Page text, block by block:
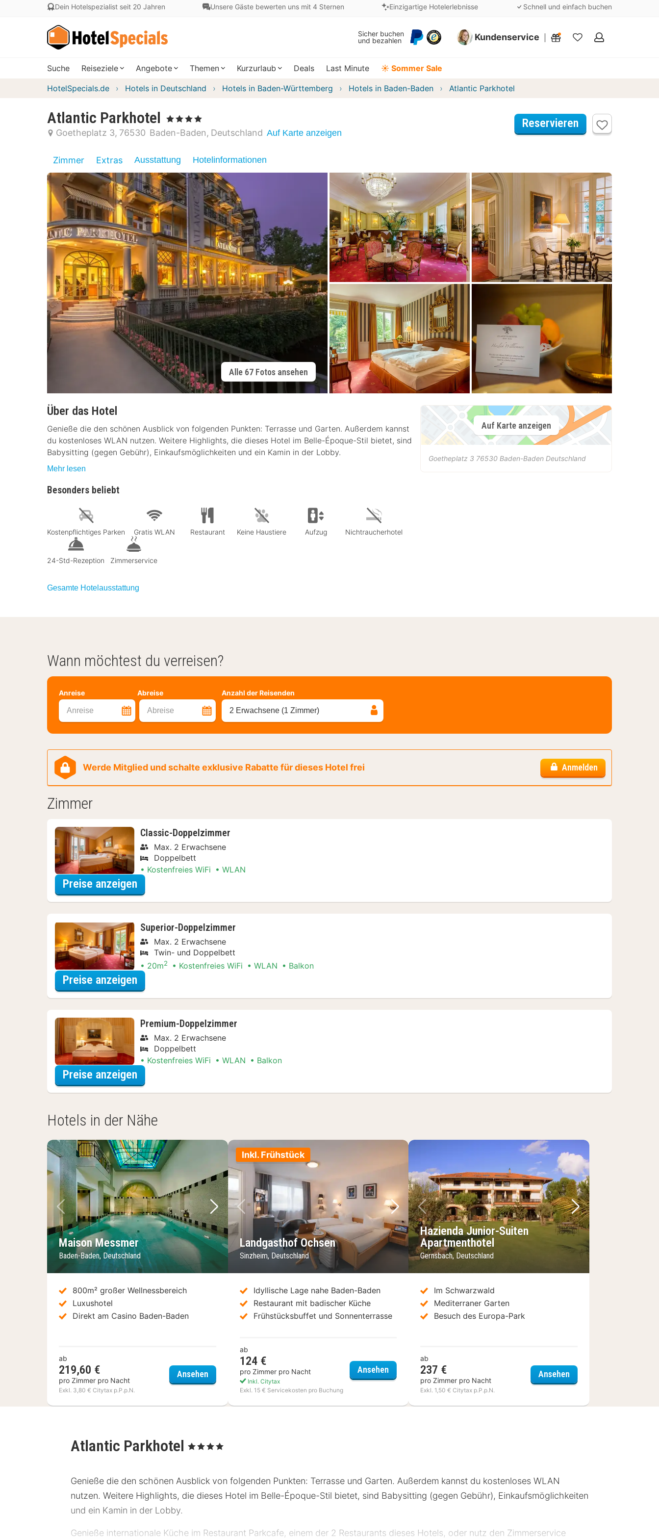
Dein Hotelspezialist seit 20 Jahren Unsere Gäste bewerten uns mit 4 Sternen Einzigartige Hotelerlebnisse Schnell und einfach buchen
Sicher buchen
und bezahlen
Kundenservice
Meine
Suche Reiseziele Angebote Themen Kurzurlaub Deals Last Minute ☀️ Sommer Sale
HotelSpecials.de Hotels in Deutschland Hotels in Baden-Württemberg Hotels in Baden-Baden Atlantic Parkhotel
Atlantic Parkhotel , 4 Sterne
Goetheplatz 3 76530 Baden-Baden Deutschland Auf Karte anzeigen
Reservieren
Zimmer Extras Ausstattung Hotelinformationen
Alle 67 Fotos ansehen
Über das Hotel
Genieße die den schönen Ausblick von folgenden Punkten: Terrasse und Garten. Außerdem kannst
du kostenloses WLAN nutzen. Weitere Highlights, die dieses Hotel im Belle-Époque-Stil bietet, sind
Babysitting (gegen Gebühr), Einkaufsmöglichkeiten und ein Kamin in der Lobby.
Mehr lesen
Besonders beliebt
Kostenpflichtiges Parken Gratis WLAN Restaurant Keine Haustiere Aufzug Nichtraucherhotel
24-Std-Rezeption Zimmerservice
Gesamte Hotelausstattung
Auf Karte anzeigen
Goetheplatz 3 76530 Baden-Baden Deutschland
Wann möchtest du verreisen?
Anreise Abreise
Anreise Abreise
Anzahl der Reisenden
2 Erwachsene (1 Zimmer)
Werde Mitglied und schalte exklusive Rabatte für dieses Hotel frei Anmelden
Zimmer
Classic-Doppelzimmer
Max. 2 Erwachsene
Doppelbett
Kostenfreies WiFi
WLAN
Preise anzeigen
Superior-Doppelzimmer
Max. 2 Erwachsene
Twin- und Doppelbett
20m2 Kostenfreies WiFi WLAN Balkon
Preise anzeigen
Premium-Doppelzimmer
Max. 2 Erwachsene
Doppelbett
Kostenfreies WiFi
WLAN Balkon
Preise anzeigen
Hotels in der Nähe
Vorheriges Bild
Nächstes Bild
Maison Messmer
Baden-Baden, Deutschland
800m² großer Wellnessbereich
Luxushotel
Direkt am Casino Baden-Baden
ab
219,60 €
pro Zimmer pro Nacht
Exkl. 3,80 € Citytax p.P.p.N.
AnsehenMaison Messmer
Inkl. Frühstück
Vorheriges Bild
Nächstes Bild
Landgasthof Ochsen
Sinzheim, Deutschland
Idyllische Lage nahe Baden-Baden
Restaurant mit badischer Küche
Frühstücksbuffet und Sonnenterrasse
ab
124 €
pro Zimmer pro Nacht
Inkl. Citytax
Exkl. 15 € Servicekosten pro Buchung
Ansehen Landgasthof Ochsen
Vorheriges Bild
Nächstes Bild
Hazienda Junior-Suiten
Apartmenthotel
Gernsbach, Deutschland
Im Schwarzwald
Mediterraner Garten
Besuch des Europa-Park
ab
237 €
pro Zimmer pro Nacht
Exkl. 1,50 € Citytax p.P.p.N.
AnsehenHazienda Junior-Suiten
Atlantic Parkhotel , 4 Sterne
Genieße die den schönen Ausblick von folgenden Punkten: Terrasse und Garten. Außerdem kannst du kostenloses WLAN
nutzen. Weitere Highlights, die dieses Hotel im Belle-Époque-Stil bietet, sind Babysitting (gegen Gebühr), Einkaufsmöglichkeiten
und ein Kamin in der Lobby.
Genieße internationale Küche im Restaurant Parkcafe, einem der 2 Restaurants dieses Hotels, oder nutz den Zimmerservice